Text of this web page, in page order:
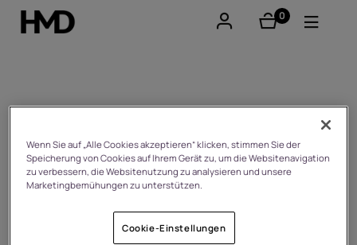
0
Artikel
Smartphones
Feature phones
Zubehör
Angebote
Android™ 14
Wenn Sie auf „Alle Cookies akzeptieren“ klicken, stimmen Sie der
Speicherung von Cookies auf Ihrem Gerät zu, um die Websitenavigation
zu verbessern, die Websitenutzung zu analysieren und unsere
Marketingbemühungen zu unterstützen.
Cookie-Einstellungen